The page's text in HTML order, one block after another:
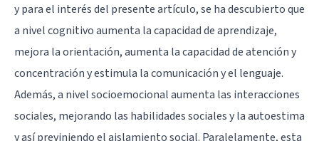
y para el interés del presente artículo, se ha descubierto que
a nivel cognitivo aumenta la capacidad de aprendizaje,
mejora la orientación, aumenta la capacidad de atención y
concentración y estimula la comunicación y el lenguaje.
Además, a nivel socioemocional aumenta las interacciones
sociales, mejorando las habilidades sociales y la autoestima
y así previniendo el aislamiento social. Paralelamente, esta